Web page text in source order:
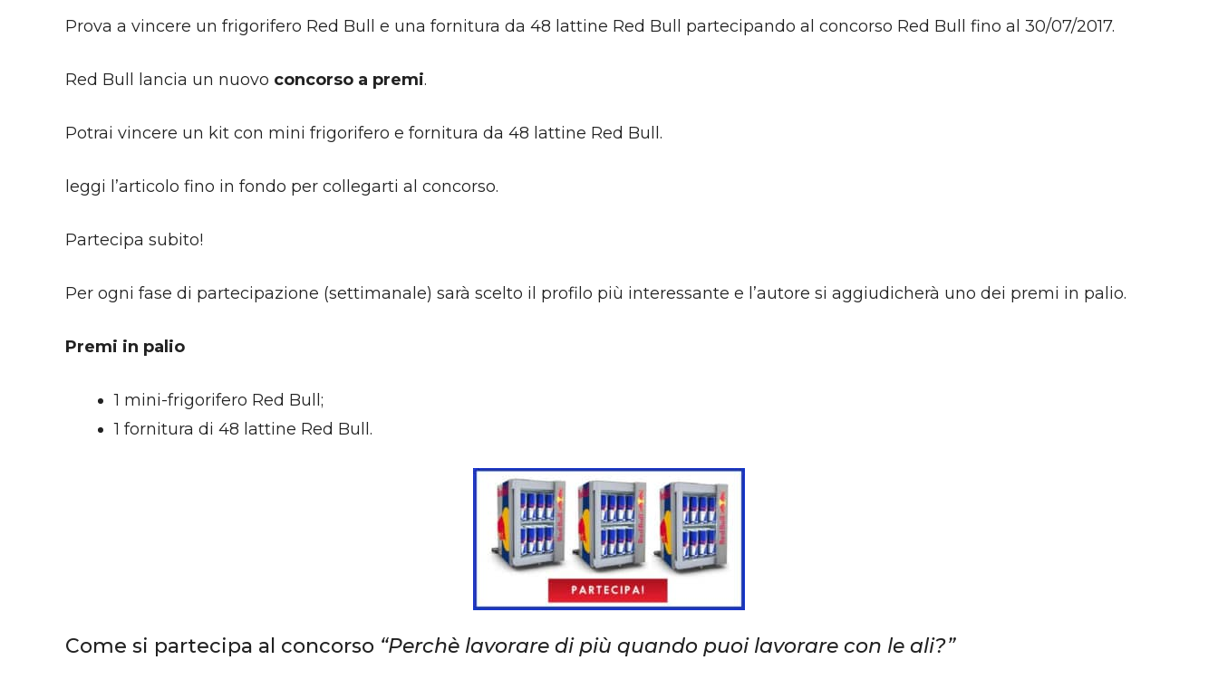
Prova a vincere un frigorifero Red Bull e una fornitura da 48 lattine Red Bull partecipando al concorso Red Bull fino al 30/07/2017.
Red Bull lancia un nuovo concorso a premi.
Potrai vincere un kit con mini frigorifero e fornitura da 48 lattine Red Bull.
leggi l’articolo fino in fondo per collegarti al concorso.
Partecipa subito!
Per ogni fase di partecipazione (settimanale) sarà scelto il profilo più interessante e l’autore si aggiudicherà uno dei premi in palio.
Premi in palio
1 mini-frigorifero Red Bull;
1 fornitura di 48 lattine Red Bull.
Come si partecipa al concorso “Perchè lavorare di più quando puoi lavorare con le ali?”